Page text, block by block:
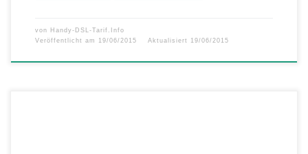
von Handy-DSL-Tarif.Info
Veröffentlicht am
19/06/2015 Aktualisiert 19/06/2015